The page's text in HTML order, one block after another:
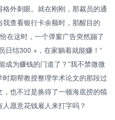
外刺眼。就在刚刚，那裁员的通
查看银行卡余额时，那醒目的
在这时，一个弹窗广告突然蹦了
日结300 +，在家躺着就能赚！”
成为赚钱的门道了？”我不禁微微
期帮教授整理学术论文的那段过
也不过是换得了一顿海底捞的犒
愿意花钱雇人来打字吗？